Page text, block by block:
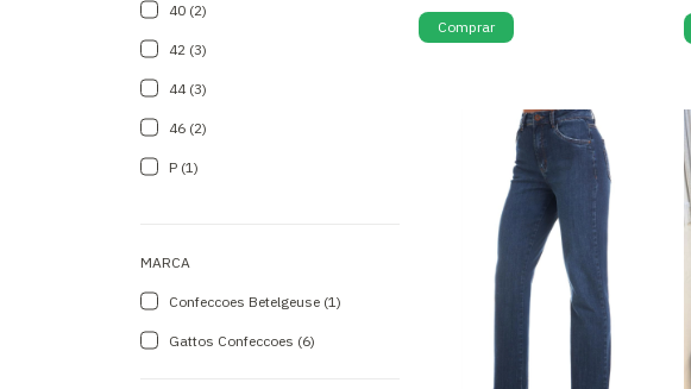
40 (2)
42 (3)
44 (3)
46 (2)
P (1)
MARCA
Confeccoes Betelgeuse (1)
Gattos Confeccoes (6)
Comprar